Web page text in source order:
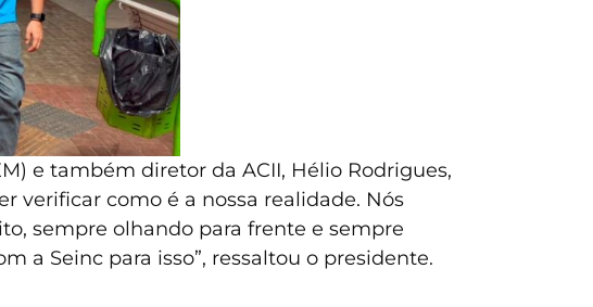
e também diretor da ACII, Hélio Rodrigues,
verificar como é a nossa realidade. Nós
sempre olhando para frente e sempre
a Seinc para isso”, ressaltou o presidente.